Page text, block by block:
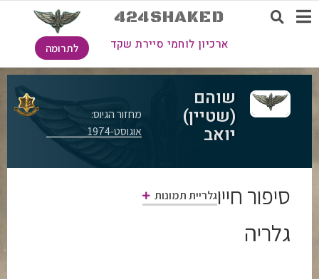
424SHAKED
ארכיון לוחמי סיירת שקד לתרומה
שוהם
(שטיין)
יואב
מחזור הגיוס:
אוגוסט-1974
סיפור חייוגלריית תמונות
גלריה